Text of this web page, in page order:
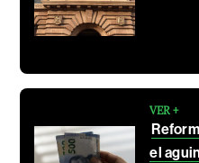
VER +
el